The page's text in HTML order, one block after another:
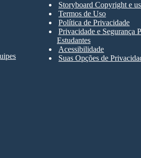
Storyboard Copyright e
Termos de Uso
Política de Privacidade
Privacidade e Segurança
Estudantes
Acessibilidade
Suas Opções de